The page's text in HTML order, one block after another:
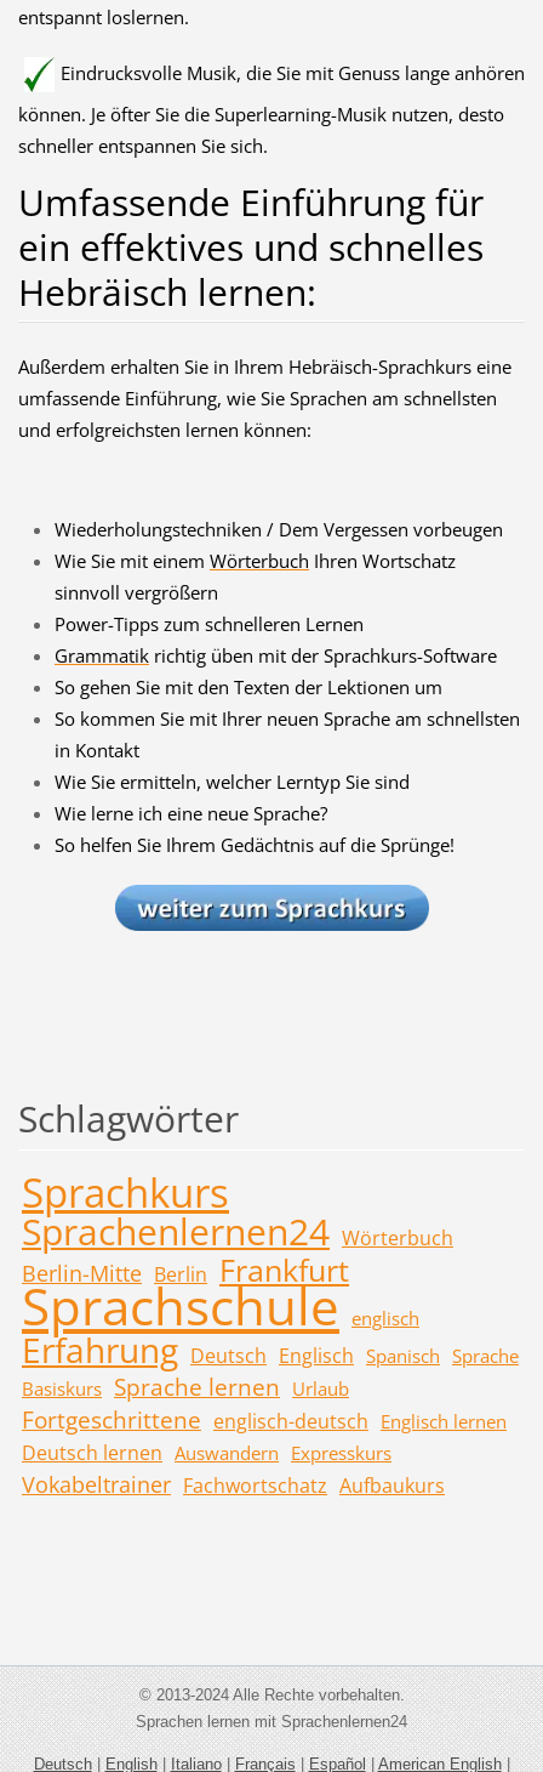
entspannt loslernen.
Eindrucksvolle Musik, die Sie mit Genuss lange anhören
können. Je öfter Sie die Superlearning-Musik nutzen, desto
schneller entspannen Sie sich.
Umfassende Einführung für
ein effektives und schnelles
Hebräisch lernen:
Außerdem erhalten Sie in Ihrem Hebräisch-Sprachkurs eine
umfassende Einführung, wie Sie Sprachen am schnellsten
und erfolgreichsten lernen können:
Wiederholungstechniken / Dem Vergessen vorbeugen
Wie Sie mit einem Wörterbuch Ihren Wortschatz
sinnvoll vergrößern
Power-Tipps zum schnelleren Lernen
Grammatikrichtig üben mit der Sprachkurs-Software
So gehen Sie mit den Texten der Lektionen um
So kommen Sie mit Ihrer neuen Sprache am schnellsten
in Kontakt
Wie Sie ermitteln, welcher Lerntyp Sie sind
Wie lerne ich eine neue Sprache?
So helfen Sie Ihrem Gedächtnis auf die Sprünge!
Schlagwörter
Sprachkurs
Sprachenlernen24 Wörterbuch
Berlin-Mitte Berlin Frankfurt
Sprachschule englisch
Erfahrung Deutsch Englisch Spanisch Sprache
Basiskurs Sprache lernen Urlaub
Fortgeschrittene englisch-deutsch Englisch lernen
Deutsch lernen Auswandern Expresskurs
Vokabeltrainer Fachwortschatz Aufbaukurs
© 2013-2024 Alle Rechte vorbehalten.
Sprachen lernen mit Sprachenlernen24
Deutsch|English|Italiano|Français|Español|American English|